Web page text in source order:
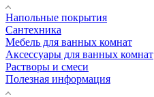
Напольные покрытия
Сантехника
Мебель для ванных комнат
Аксессуары для ванных комнат
Растворы и смеси
Полезная информация